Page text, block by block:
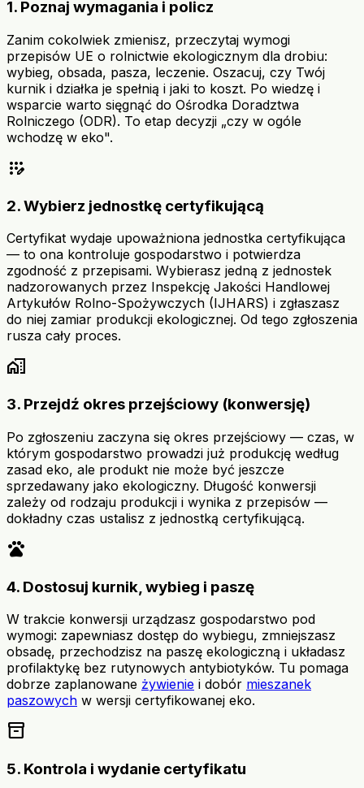
1. Poznaj wymagania i policz
Zanim cokolwiek zmienisz, przeczytaj wymogi
przepisów UE o rolnictwie ekologicznym dla drobiu:
wybieg, obsada, pasza, leczenie. Oszacuj, czy Twój
kurnik i działka je spełnią i jaki to koszt. Po wiedzę i
wsparcie warto sięgnąć do Ośrodka Doradztwa
Rolniczego (ODR). To etap decyzji „czy w ogóle
wchodzę w eko".
app_registration
2. Wybierz jednostkę certyfikującą
Certyfikat wydaje upoważniona jednostka certyfikująca
— to ona kontroluje gospodarstwo i potwierdza
zgodność z przepisami. Wybierasz jedną z jednostek
nadzorowanych przez Inspekcję Jakości Handlowej
Artykułów Rolno-Spożywczych (IJHARS) i zgłaszasz
do niej zamiar produkcji ekologicznej. Od tego zgłoszenia
rusza cały proces.
home_work
3. Przejdź okres przejściowy (konwersję)
Po zgłoszeniu zaczyna się okres przejściowy — czas, w
którym gospodarstwo prowadzi już produkcję według
zasad eko, ale produkt nie może być jeszcze
sprzedawany jako ekologiczny. Długość konwersji
zależy od rodzaju produkcji i wynika z przepisów —
dokładny czas ustalisz z jednostką certyfikującą.
pets
4. Dostosuj kurnik, wybieg i paszę
W trakcie konwersji urządzasz gospodarstwo pod
wymogi: zapewniasz dostęp do wybiegu, zmniejszasz
obsadę, przechodzisz na paszę ekologiczną i układasz
profilaktykę bez rutynowych antybiotyków. Tu pomaga
dobrze zaplanowane żywienie i dobór mieszanek
paszowych w wersji certyfikowanej eko.
inventory_2
5. Kontrola i wydanie certyfikatu